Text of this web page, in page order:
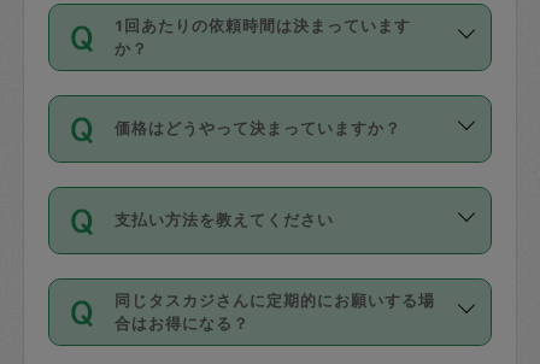
1回あたりの依頼時間は決まっています
か？
依頼1回につき3時間固定です。3時間を
超えて依頼したい場合は、延長機能をご
利用ください。機能をご利用いただくに
の上事前申請することが必要です。な
お、3時間を下回っても、値引き等はござ
いません。
価格はどうやって決まっていますか？
11種類の価格帯の中からタスカジさん自
身が価格を選んで設定しています。
タスカジさんの価格設定には最初は制限
があり、レビュー件数、レビューの平均
値、などで除々に設定可能な最高額が上
がっていく仕組みになっています。
支払い方法を教えてください
お支払方法はクレジットカード（Visa／
Master／JCB／AMERICAN EXPRESS／
Diners Club）のみとなります。
同じタスカジさんに定期的にお願いする場
合はお得になる？